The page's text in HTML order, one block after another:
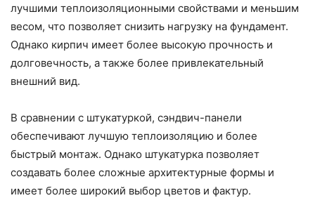
лучшими теплоизоляционными свойствами и меньшим
весом, что позволяет снизить нагрузку на фундамент.
Однако кирпич имеет более высокую прочность и
долговечность, а также более привлекательный
внешний вид.
В сравнении с штукатуркой, сэндвич-панели
обеспечивают лучшую теплоизоляцию и более
быстрый монтаж. Однако штукатурка позволяет
создавать более сложные архитектурные формы и
имеет более широкий выбор цветов и фактур.